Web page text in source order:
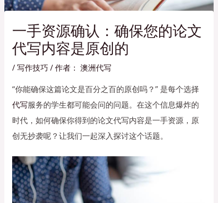
一手资源确认：确保您的论文
代写内容是原创的
/写作技巧 / 作者： 澳洲代写
“你能确保这篇论文是百分之百的原创吗？” 是每个选择
代写服务的学生都可能会问的问题。在这个信息爆炸的
时代，如何确保你得到的论文代写内容是一手资源，原
创无抄袭呢？让我们一起深入探讨这个话题。